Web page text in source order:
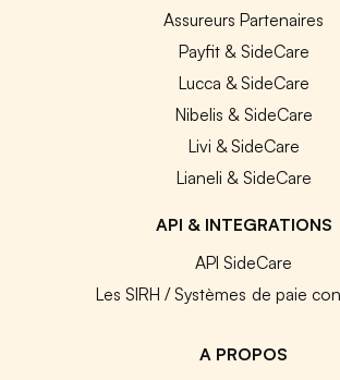
Assureurs Partenaires
Payfit & SideCare
Lucca & SideCare
Nibelis & SideCare
Livi & SideCare
Lianeli & SideCare
API & INTEGRATIONS
API SideCare
Les SIRH / Systèmes de paie
A PROPOS